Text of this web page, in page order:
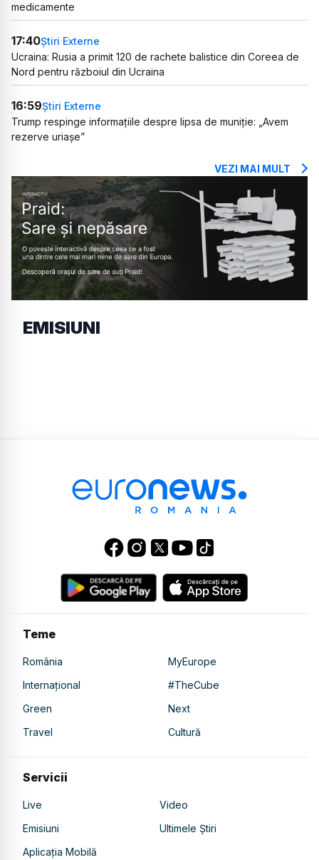
medicamente
17:40Știri Externe
Ucraina: Rusia a primit 120 de rachete balistice din Coreea de
Nord pentru războiul din Ucraina
16:59Știri Externe
Trump respinge informațiile despre lipsa de muniție: „Avem
rezerve uriașe”
VEZI MAI MULT
EMISIUNI
Teme
România
MyEurope
Internațional
#TheCube
Green
Next
Travel
Cultură
Servicii
Live
Video
Emisiuni
Ultimele Știri
Aplicația Mobilă